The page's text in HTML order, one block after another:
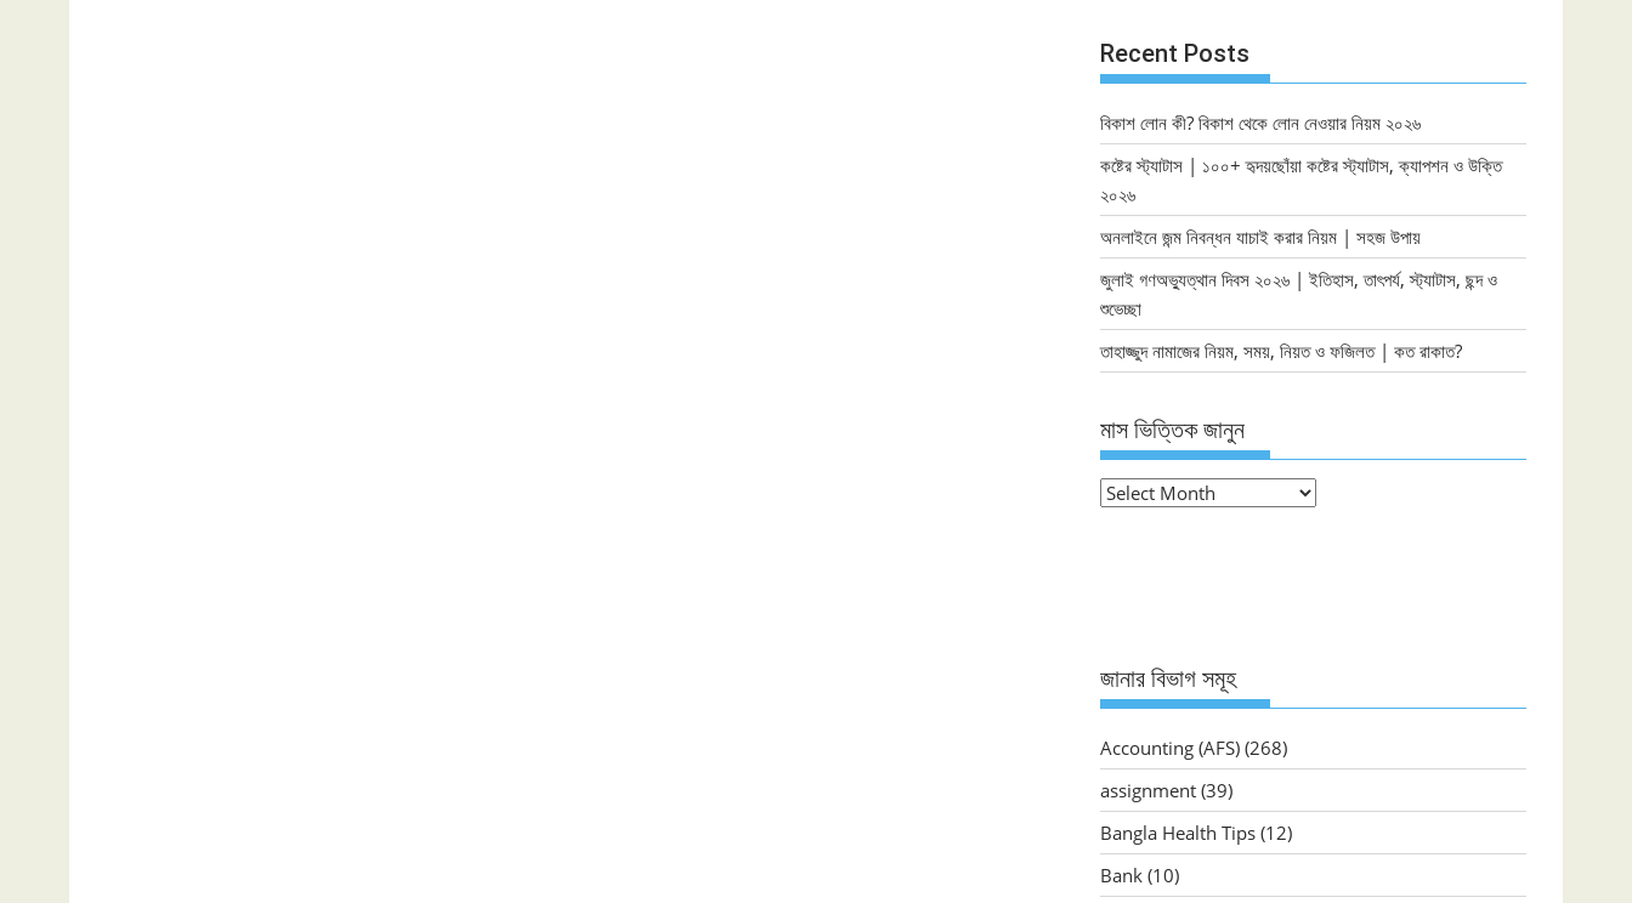
Recent Posts
বিকাশ লোন কী? বিকাশ থেকে লোন নেওয়ার নিয়ম ২০২৬
কষ্টের স্ট্যাটাস | ১০০+ হৃদয়ছোঁয়া কষ্টের স্ট্যাটাস, ক্যাপশন ও উক্তি
২০২৬
অনলাইনে জন্ম নিবন্ধন যাচাই করার নিয়ম | সহজ উপায়
জুলাই গণঅভ্যুত্থান দিবস ২০২৬ | ইতিহাস, তাৎপর্য, স্ট্যাটাস, ছন্দ ও
শুভেচ্ছা
তাহাজ্জুদ নামাজের নিয়ম, সময়, নিয়ত ও ফজিলত | কত রাকাত?
মাস ভিত্তিক জানুন
মাস
জানার বিভাগ সমূহ
Accounting (AFS) (268)
assignment (39)
Bangla Health Tips (12)
Bank (10)